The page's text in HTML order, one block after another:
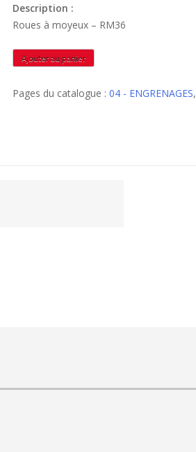
Description :
Roues à moyeux – RM36
quantité
de
Ajouter au panier
Pages du catalogue : 04 - ENGRENAGES,